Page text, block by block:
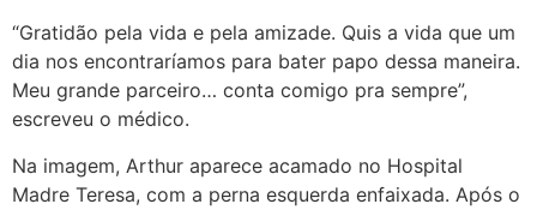
“Gratidão pela vida e pela amizade. Quis a vida que um
dia nos encontraríamos para bater papo dessa maneira.
Meu grande parceiro… conta comigo pra sempre”,
escreveu o médico.
Na imagem, Arthur aparece acamado no Hospital
Madre Teresa, com a perna esquerda enfaixada. Após o